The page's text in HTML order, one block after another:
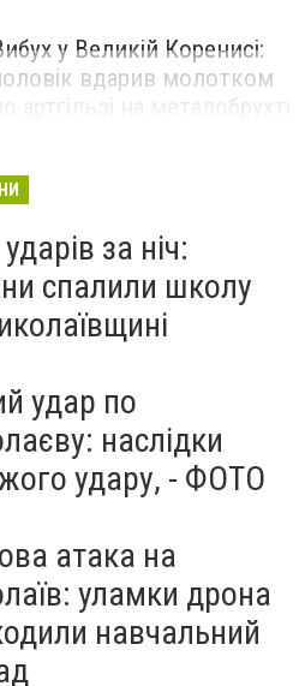
у Великій Коренисі:
вдарив молотком
по артгільзі на металобрухті
ударів за ніч:
спалили школу
удар по
наслідки
удару, - ФОТО
атака на
уламки дрона
навчальний